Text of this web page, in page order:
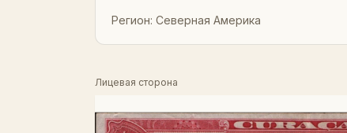
Регион: Северная Америка
Лицевая сторона